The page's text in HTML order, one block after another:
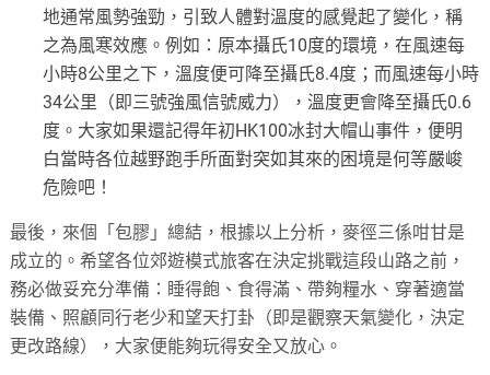
地通常風勢強勁，引致人體對溫度的感覺起了變化，稱
之為風寒效應。例如：原本攝氏10度的環境，在風速每
小時8公里之下，溫度便可降至攝氏8.4度；而風速每小時
34公里（即三號強風信號威力），溫度更會降至攝氏0.6
度。大家如果還記得年初HK100冰封大帽山事件，便明
白當時各位越野跑手所面對突如其來的困境是何等嚴峻
危險吧！
最後，來個「包膠」總結，根據以上分析，麥徑三係咁甘是
成立的。希望各位郊遊模式旅客在決定挑戰這段山路之前，
務必做妥充分準備：睡得飽、食得滿、帶夠糧水、穿著適當
裝備、照顧同行老少和望天打卦（即是觀察天氣變化，決定
更改路線），大家便能夠玩得安全又放心。